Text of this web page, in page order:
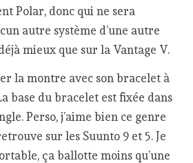
Polar, donc qui ne sera
autre système d’une autre
mieux que sur la Vantage V.
la montre avec son bracelet à
base du bracelet est fixée dans
Perso, j’aime bien ce genre
sur les Suunto 9 et 5. Je
ça ballotte moins qu’une